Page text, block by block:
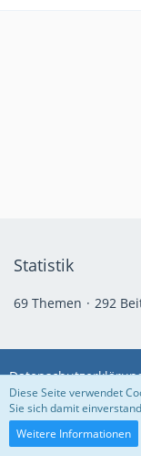
Statistik
69 Themen 292
Diese Seite verwendet
Sie sich damit
Weitere Informationen